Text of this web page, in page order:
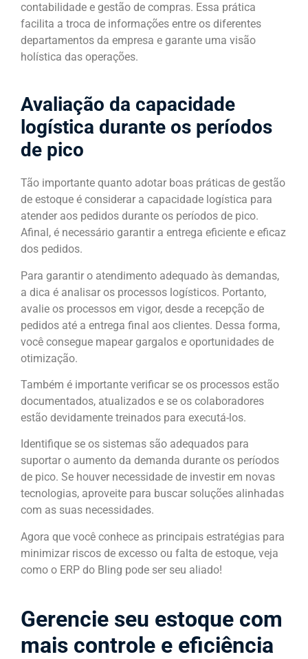
contabilidade e gestão de compras. Essa prática
facilita a troca de informações entre os diferentes
departamentos da empresa e garante uma visão
holística das operações.
Avaliação da capacidade
logística durante os períodos
de pico
Tão importante quanto adotar boas práticas de gestão
de estoque é considerar a capacidade logística para
atender aos pedidos durante os períodos de pico.
Afinal, é necessário garantir a entrega eficiente e eficaz
dos pedidos.
Para garantir o atendimento adequado às demandas,
a dica é analisar os processos logísticos. Portanto,
avalie os processos em vigor, desde a recepção de
pedidos até a entrega final aos clientes. Dessa forma,
você consegue mapear gargalos e oportunidades de
otimização.
Também é importante verificar se os processos estão
documentados, atualizados e se os colaboradores
estão devidamente treinados para executá-los.
Identifique se os sistemas são adequados para
suportar o aumento da demanda durante os períodos
de pico. Se houver necessidade de investir em novas
tecnologias, aproveite para buscar soluções alinhadas
com as suas necessidades.
Agora que você conhece as principais estratégias para
minimizar riscos de excesso ou falta de estoque, veja
como o ERP do Bling pode ser seu aliado!
Gerencie seu estoque com
mais controle e eficiência